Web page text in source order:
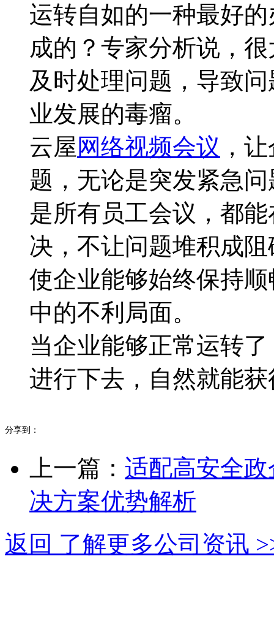
运转自如的一种最好
成的？专家分析说，
及时处理问题，导致
业发展的毒瘤。
云屋 网络视频会议 ，
题，无论是突发紧急
是所有员工会议，都
决，不让问题堆积成
使企业能够始终保持
中的不利局面。
当企业能够正常运转
进行下去，自然就能
分享到：
上一篇： 适配高安全
决方案优势解析
返回 了解更多公司资讯